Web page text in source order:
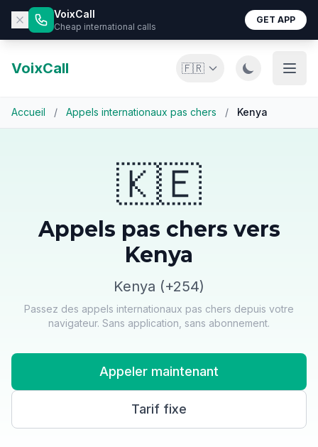
VoixCall
Cheap international calls
GET APP
VoixCall 🇫🇷
Accueil / Appels internationaux pas chers / Kenya
🇰🇪
Appels pas chers vers
Kenya
Kenya (+254)
Passez des appels internationaux pas chers depuis votre
navigateur. Sans application, sans abonnement.
Appeler maintenant
Tarif fixe